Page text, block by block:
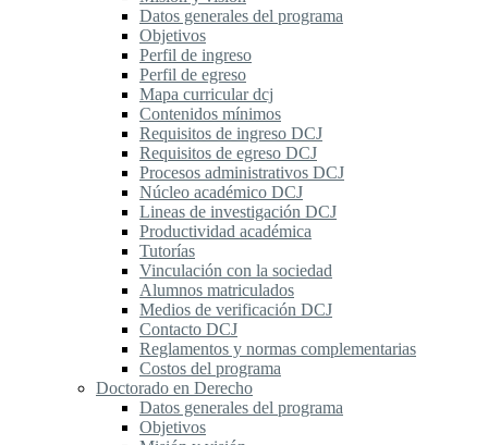
Datos generales del programa
Objetivos
Perfil de ingreso
Perfil de egreso
Mapa curricular dcj
Contenidos mínimos
Requisitos de ingreso DCJ
Requisitos de egreso DCJ
Procesos administrativos DCJ
Núcleo académico DCJ
Lineas de investigación DCJ
Productividad académica
Tutorías
Vinculación con la sociedad
Alumnos matriculados
Medios de verificación DCJ
Contacto DCJ
Reglamentos y normas complementarias
Costos del programa
Doctorado en Derecho
Datos generales del programa
Objetivos